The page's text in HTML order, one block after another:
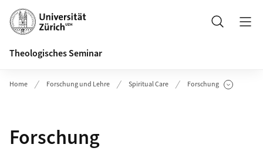
Header
Suche
Theologisches Seminar
Home Forschung und Lehre Spiritual Care Forschung
Unterseiten anzeigen
Forschung